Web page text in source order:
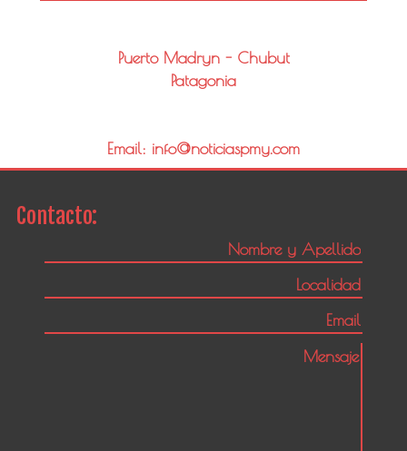
Puerto Madryn - Chubut
Patagonia
Email: info@noticiaspmy.com
Contacto: